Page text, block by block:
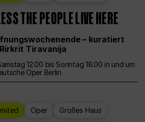
THE PEOPLE LIVE HERE
– kuratiert
Tiravanija
12.00 bis Sonntag 18.00 in und um
Oper Berlin
Oper Großes Haus